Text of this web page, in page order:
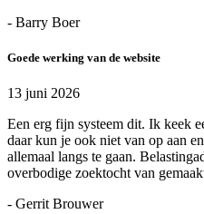
- Barry Boer
Goede werking van de website
13 juni 2026
Een erg fijn systeem dit. Ik keek
daar kun je ook niet van op aan
allemaal langs te gaan.
overbodige zoektocht van
- Gerrit Brouwer